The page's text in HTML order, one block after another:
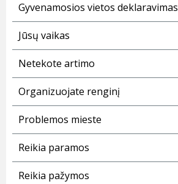
Gyvenamosios vietos deklaravimas
Jūsų vaikas
Netekote artimo
Organizuojate renginį
Problemos mieste
Reikia paramos
Reikia pažymos